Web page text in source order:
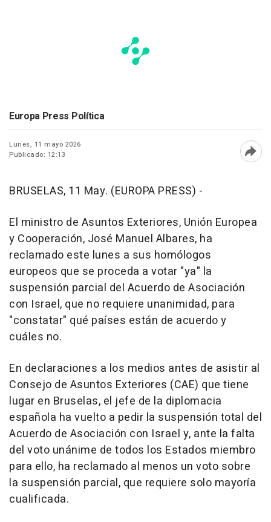
Europa Press Política
Lunes, 11 mayo 2026
Publicado: 12:13
BRUSELAS, 11 May. (EUROPA PRESS) -
El ministro de Asuntos Exteriores, Unión Europea
y Cooperación, José Manuel Albares, ha
reclamado este lunes a sus homólogos
europeos que se proceda a votar "ya" la
suspensión parcial del Acuerdo de Asociación
con Israel, que no requiere unanimidad, para
"constatar" qué países están de acuerdo y
cuáles no.
En declaraciones a los medios antes de asistir al
Consejo de Asuntos Exteriores (CAE) que tiene
lugar en Bruselas, el jefe de la diplomacia
española ha vuelto a pedir la suspensión total del
Acuerdo de Asociación con Israel y, ante la falta
del voto unánime de todos los Estados miembro
para ello, ha reclamado al menos un voto sobre
la suspensión parcial, que requiere solo mayoría
cualificada.